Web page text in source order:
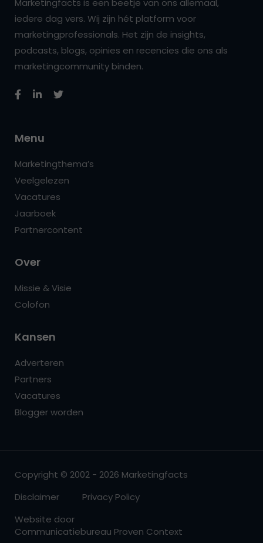
Marketingfacts is een beetje van ons allemaal,
iedere dag vers. Wij zijn hét platform voor
marketingprofessionals. Het zijn de insights,
podcasts, blogs, opinies en recencies die ons als
marketingcommunity binden.
Menu
Marketingthema’s
Veelgelezen
Vacatures
Jaarboek
Partnercontent
Over
Missie & Visie
Colofon
Kansen
Adverteren
Partners
Vacatures
Blogger worden
Copyright © 2002 - 2026 Marketingfacts
Disclaimer
Privacy Policy
Website door
Communicatiebureau Proven Context